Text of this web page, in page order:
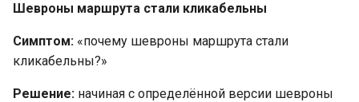
Шевроны маршрута стали кликабельны
Симптом: «почему шевроны маршрута стали
кликабельны?»
Решение: начиная с определённой версии шевроны